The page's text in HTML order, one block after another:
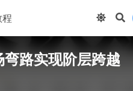
路实现阶层跨越